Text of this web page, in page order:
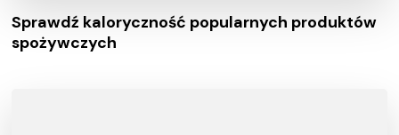
Sprawdź kaloryczność popularnych produktów
spożywczych